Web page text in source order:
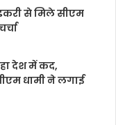
से मिले सीएम
देश में कद,
धामी ने लगाई